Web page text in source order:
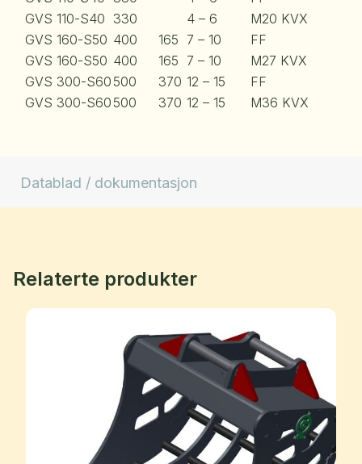
GVS 110-S40 330 4 – 6
M20 KVX
GVS 160-S50 400 165 7 – 10
FF
GVS 160-S50 400 165 7 – 10
M27 KVX
GVS 300-S60 500 370 12 – 15
FF
GVS 300-S60 500 370 12 – 15 M36 KVX
Datablad / dokumentasjon
Relaterte produkter